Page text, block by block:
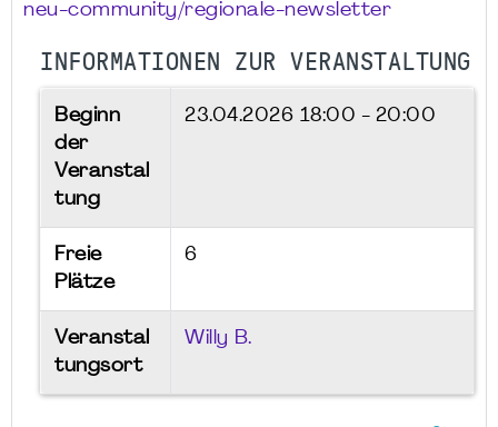
neu-community/regionale-newsletter
INFORMATIONEN ZUR VERANSTALTUNG
Beginn
der
Veranstal
tung
23.04.2026 18:00 - 20:00
Freie
Plätze
6
Veranstal
tungsort
Willy B.